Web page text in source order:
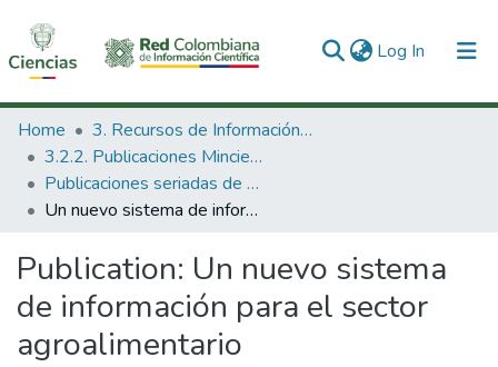
Log In (current)
Communities & Collections
All of DSpace
Statistics
Home
3. Recursos de Información Científica y Tecnológica
3.2.2. Publicaciones Minciencias
Publicaciones seriadas de Minciencias
Un nuevo sistema de información para el sector agroalimentario
Publication: Un nuevo sistema
de información para el sector
agroalimentario